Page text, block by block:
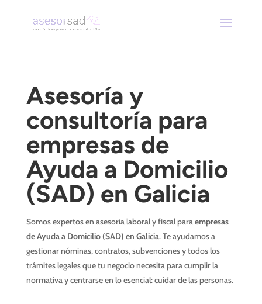
Asesoría y
consultoría para
empresas de
Ayuda a Domicilio
(SAD) en Galicia
Somos expertos en asesoría laboral y fiscal paraempresas
de Ayuda a Domicilio (SAD) en Galicia. Te ayudamos a
gestionar nóminas, contratos, subvenciones y todos los
trámites legales que tu negocio necesita para cumplir la
normativa y centrarse en lo esencial: cuidar de las personas.